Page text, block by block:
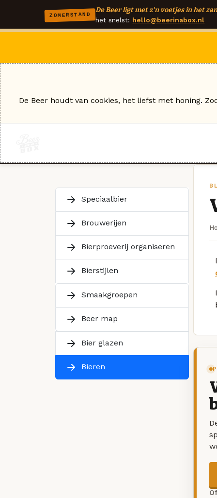
ZOMERSTAND
De Beer ligt met z'n voetjes in het
het snelst: hello@beerinabox.nl
Speciaalbier
Brouwerijen
Bierproeverij organiseren
Bierstijlen
Smaakgroepen
Beer map
Bier glazen
Bieren
De Beer houdt van cookies, het liefst met honing.